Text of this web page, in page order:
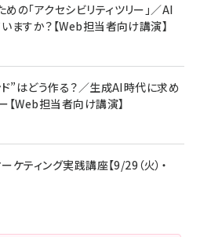
を最大化する ルールのデザイン
キングをもっと見る
】ブラック
絡まないケーブル 240W 結束バン
PD対応 シリコン素材採用 iPhone
/ Galaxy iPad Pro MacBook
対応 (1.8m ミッドナイトブラック)
ビール 黒ラベル 350ml 缶 24本 ビー
い【6/30応募〆切! 黒ラベルビヤセラー
の「アクセシビリティツリー」／AI
ますか？【Web担当者向け講演】
”はどう作る？／生成AI時代に求め
Web担当者向け講演】
ティング実践講座【9/29（火）・